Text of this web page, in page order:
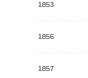
1853
1856
1857